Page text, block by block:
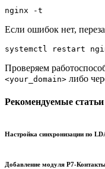
nginx -t
Если ошибок нет,
systemctl restart
Проверяем
<your_domain> либо
Рекомендуемые статьи
Настройка синхронизации по
Добавление модуля Р7-